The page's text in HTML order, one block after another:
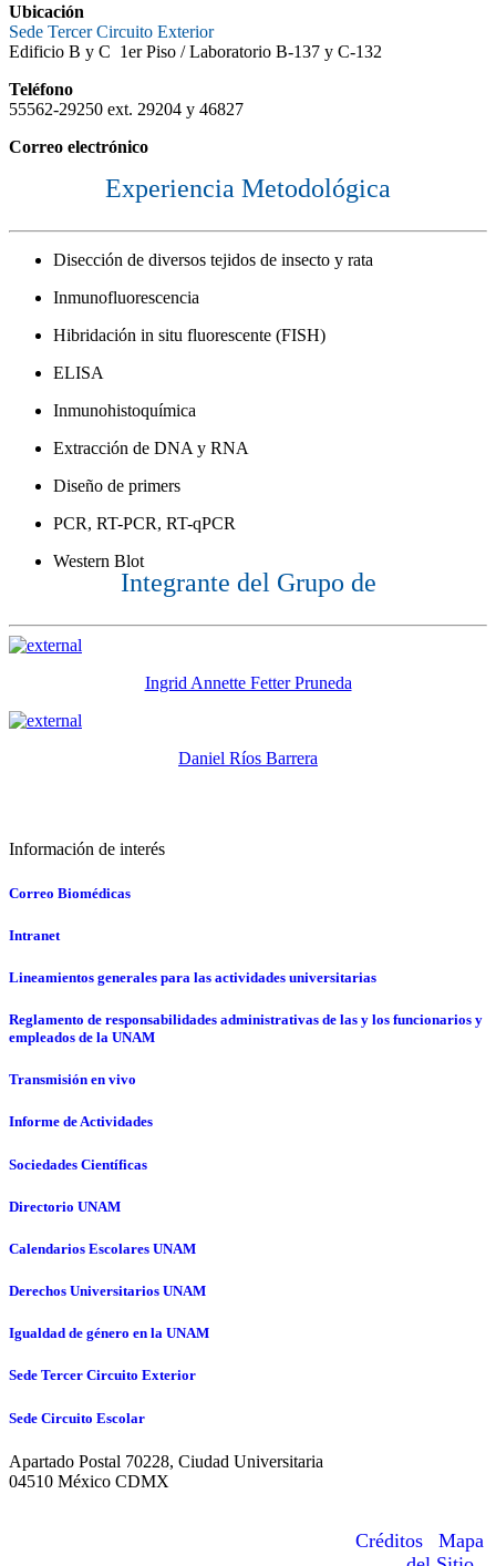
Ubicación
Sede Tercer Circuito Exterior
Edificio B y C 1er Piso / Laboratorio B-137 y C-132
Teléfono
55562-29250 ext. 29204 y 46827
Correo electrónico
Experiencia Metodológica
Disección de diversos tejidos de insecto y rata
Inmunofluorescencia
Hibridación in situ fluorescente (FISH)
ELISA
Inmunohistoquímica
Extracción de DNA y RNA
Diseño de primers
PCR, RT-PCR, RT-qPCR
Western Blot
Integrante del Grupo de
Ingrid Annette Fetter Pruneda
Daniel Ríos Barrera
Información de interés
Correo Biomédicas
Intranet
Lineamientos generales para las actividades universitarias
Reglamento de responsabilidades administrativas de las y los funcionarios y
empleados de la UNAM
Transmisión en vivo
Informe de Actividades
Sociedades Científicas
Directorio UNAM
Calendarios Escolares UNAM
Derechos Universitarios UNAM
Igualdad de género en la UNAM
Sede Tercer Circuito Exterior
Sede Circuito Escolar
Apartado Postal 70228, Ciudad Universitaria
04510 México CDMX
Créditos
Mapa